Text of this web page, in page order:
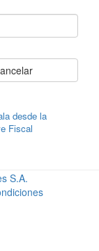
desde la
Fiscal
S.A.